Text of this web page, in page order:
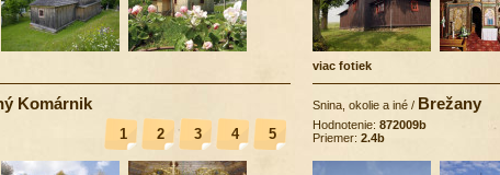
viac fotiek
Komárnik
1 2 3 4 5
Snina, okolie a iné / Brežany
Hodnotenie: 872009b
Priemer: 2.4b